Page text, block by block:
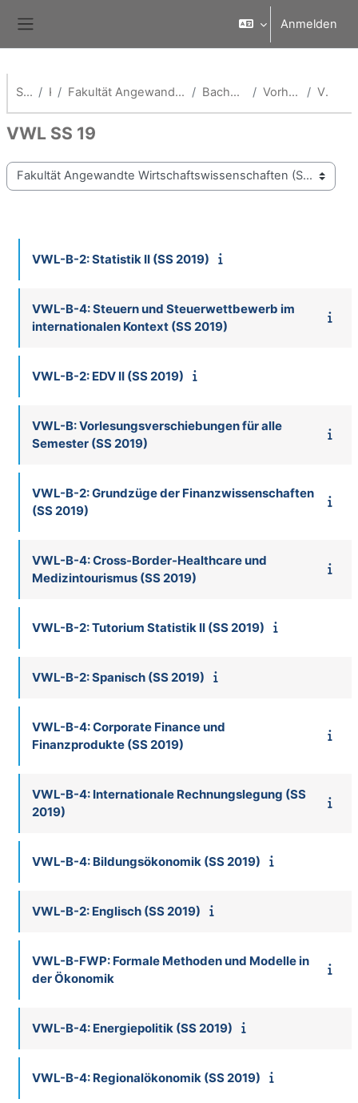
Anmelden
Startseite Kurse Fakultät Angewandte Wirtschaftswissenschaften (School of Management) Bachelor Volkswirtschaftslehre Vorherige Semester (VWL) VWL SS 19
VWL SS 19
Kursbereiche
VWL-B-2: Statistik II (SS 2019)
VWL-B-4: Steuern und Steuerwettbewerb im
internationalen Kontext (SS 2019)
VWL-B-2: EDV II (SS 2019)
VWL-B: Vorlesungsverschiebungen für alle
Semester (SS 2019)
VWL-B-2: Grundzüge der Finanzwissenschaften
(SS 2019)
VWL-B-4: Cross-Border-Healthcare und
Medizintourismus (SS 2019)
VWL-B-2: Tutorium Statistik II (SS 2019)
VWL-B-2: Spanisch (SS 2019)
VWL-B-4: Corporate Finance und
Finanzprodukte (SS 2019)
VWL-B-4: Internationale Rechnungslegung (SS
2019)
VWL-B-4: Bildungsökonomik (SS 2019)
VWL-B-2: Englisch (SS 2019)
VWL-B-FWP: Formale Methoden und Modelle in
der Ökonomik
VWL-B-4: Energiepolitik (SS 2019)
VWL-B-4: Regionalökonomik (SS 2019)